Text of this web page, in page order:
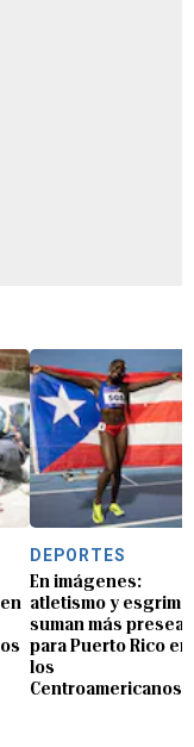
DEPORTES
En imágenes:
atletismo y esgrima
suman más preseas
para Puerto Rico en
los
Centroamericanos